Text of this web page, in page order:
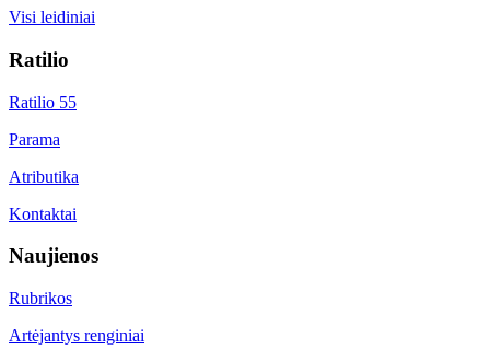
Visi leidiniai
Ratilio
Ratilio 55
Parama
Atributika
Kontaktai
Naujienos
Rubrikos
Artėjantys renginiai